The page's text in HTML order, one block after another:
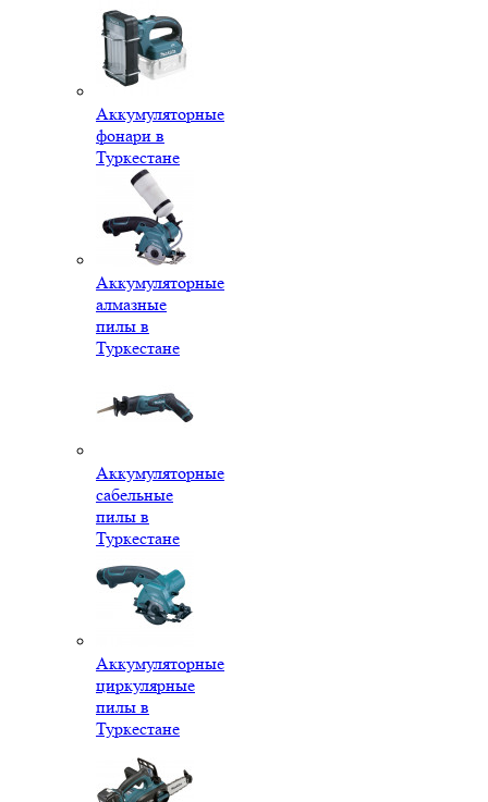
Аккумуляторные
фонари в
Туркестане
Аккумуляторные
алмазные
пилы в
Туркестане
Аккумуляторные
сабельные
пилы в
Туркестане
Аккумуляторные
циркулярные
пилы в
Туркестане